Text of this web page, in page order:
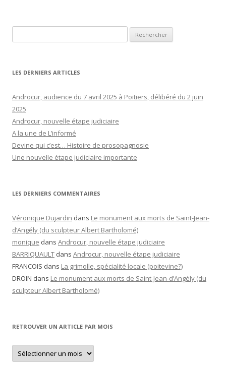
LES DERNIERS ARTICLES
Androcur, audience du 7 avril 2025 à Poitiers, délibéré du 2 juin
2025
Androcur, nouvelle étape judiciaire
A la une de L’informé
Devine qui c’est… Histoire de prosopagnosie
Une nouvelle étape judiciaire importante
LES DERNIERS COMMENTAIRES
Véronique Dujardin dans Le monument aux morts de Saint-Jean-
d’Angély (du sculpteur Albert Bartholomé)
monique dans Androcur, nouvelle étape judiciaire
BARRIQUAULT dans Androcur, nouvelle étape judiciaire
FRANCOIS dans La grimolle, spécialité locale (poitevine?)
DROIN dans Le monument aux morts de Saint-Jean-d’Angély (du
sculpteur Albert Bartholomé)
RETROUVER UN ARTICLE PAR MOIS
Retrouver
un
article